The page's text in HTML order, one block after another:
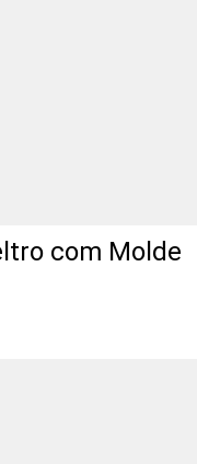
com Molde